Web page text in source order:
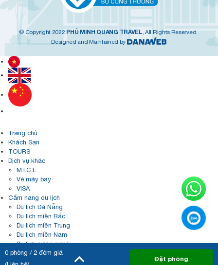
0 phòng / 2 đêm giá
Đặt phòng
© Copyright 2022 PHÚ MINH QUANG TRAVEL, All Rights Reserved.
Designed and Maintained by
Trang chủ
Khách Sạn
TOURS
Dịch vụ khác
M.I.C.E
Vé máy bay
VISA
Cẩm nang du lịch
Du lịch Đà Nẵng
Du lịch miền Bắc
Du lịch miền Trung
Du lịch miền Nam
Du lịch nước ngoài
Đánh giá
Liên hệ